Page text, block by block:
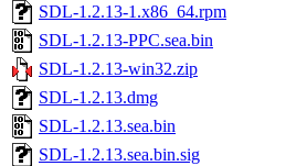
SDL-1.2.13-1.x86_64.rpm
SDL-1.2.13-PPC.sea.bin
SDL-1.2.13-win32.zip
SDL-1.2.13.dmg
SDL-1.2.13.sea.bin
SDL-1.2.13.sea.bin.sig